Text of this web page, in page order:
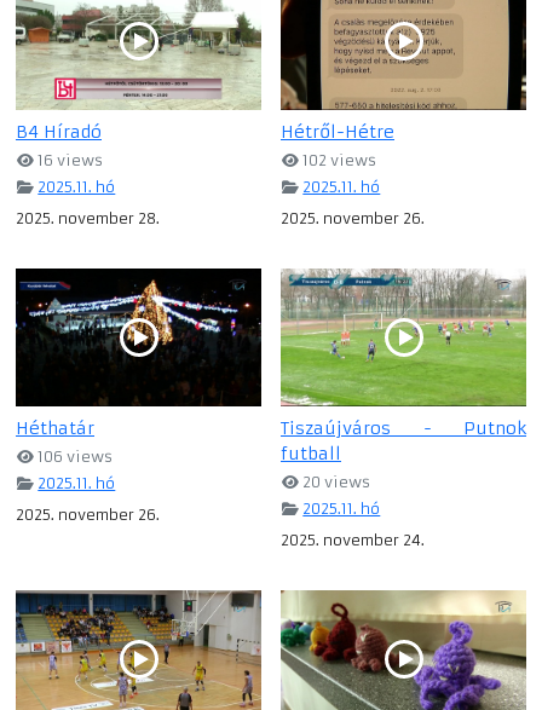
B4 Híradó
16 views
2025.11. hó
2025. november 28.
Hétről-Hétre
102 views
2025.11. hó
2025. november 26.
Héthatár
106 views
2025.11. hó
2025. november 26.
Tiszaújváros - Putnok
futball
20 views
2025.11. hó
2025. november 24.